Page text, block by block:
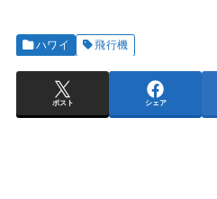
ハワイ 飛行機
ポスト シェア